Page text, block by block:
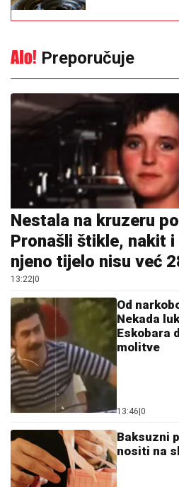
Preporučuje
Nestala na kruzeru
Pronašli štikle, nakit
njeno tijelo nisu već
13:22 0
Od
Nekada
Eskobara
molitve
13:46 0
Baksuzni
nositi na